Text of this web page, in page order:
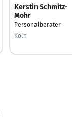
Kerstin Schmitz-
Mohr
Personalberater
Köln